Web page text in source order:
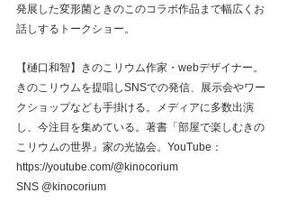
発展した変形菌ときのこのコラボ作品まで幅広くお
話しするトークショー。
【樋口和智】きのこリウム作家・webデザイナー。
きのこリウムを提唱しSNSでの発信、展示会やワー
クショップなども手掛ける。メディアに多数出演
し、今注目を集めている。著書「部屋で楽しむきの
こリウムの世界』家の光協会。YouTube：
https://youtube.com/@kinocorium
SNS @kinocorium